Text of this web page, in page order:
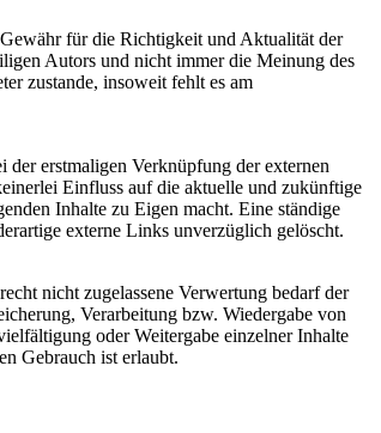
für die Richtigkeit und Aktualität der
Autors und nicht immer die Meinung des
zustande, insoweit fehlt es am
erstmaligen Verknüpfung der externen
Einfluss auf die aktuelle und zukünftige
Inhalte zu Eigen macht. Eine ständige
externe Links unverzüglich gelöscht.
nicht zugelassene Verwertung bedarf der
Verarbeitung bzw. Wiedergabe von
oder Weitergabe einzelner Inhalte
Gebrauch ist erlaubt.